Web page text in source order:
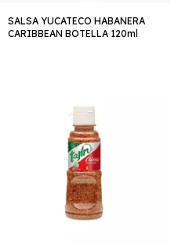
SALSA YUCATECO HABANERA
CARIBBEAN BOTELLA 120ml